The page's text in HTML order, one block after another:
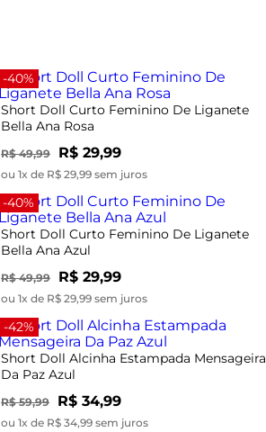
-40%
Short Doll Curto Feminino De Liganete
Bella Ana Rosa
R$ 49,99 R$ 29,99
ou 1x de R$ 29,99 sem juros
-40%
Short Doll Curto Feminino De Liganete
Bella Ana Azul
R$ 49,99 R$ 29,99
ou 1x de R$ 29,99 sem juros
-42%
Short Doll Alcinha Estampada Mensageira
Da Paz Azul
R$ 59,99 R$ 34,99
ou 1x de R$ 34,99 sem juros